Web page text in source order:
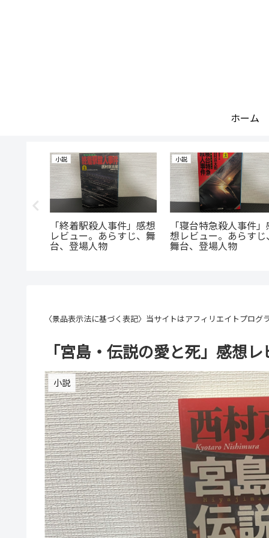
ホーム
小説
「終着駅殺人事件」感想
レビュー。あらすじ、舞
台、登場人物
小説
「寝台特急殺人事件
想レビュー。あらすじ
舞台、登場人物
〈景品表示法に基づく表記〉当サイトはアフィリエイトプログ
「宮島・伝説の愛と死」感想
小説